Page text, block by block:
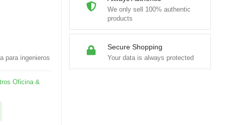
We only sell 100% authentic
products
Secure Shopping
Your data is always protected
para ingenieros
Oficina &